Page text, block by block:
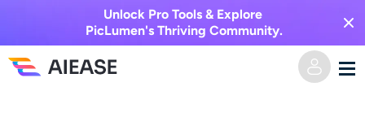
Unlock Pro Tools & Explore
PicLumen's Thriving Community.